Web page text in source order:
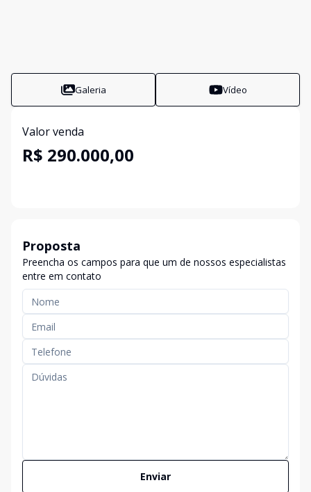
Galeria Vídeo
Valor venda
R$ 290.000,00
Proposta
Preencha os campos para que um de nossos especialistas
entre em contato
Enviar